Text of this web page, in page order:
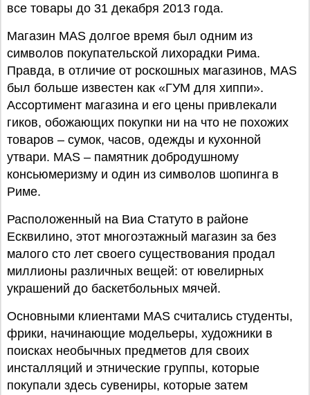
все товары до 31 декабря 2013 года.
Магазин MAS долгое время был одним из
символов покупательской лихорадки Рима.
Правда, в отличие от роскошных магазинов, MAS
был больше известен как «ГУМ для хиппи».
Ассортимент магазина и его цены привлекали
гиков, обожающих покупки ни на что не похожих
товаров – сумок, часов, одежды и кухонной
утвари. MAS – памятник добродушному
консьюмеризму и один из символов шопинга в
Риме.
Расположенный на Виа Статуто в районе
Есквилино, этот многоэтажный магазин за без
малого сто лет своего существования продал
миллионы различных вещей: от ювелирных
украшений до баскетбольных мячей.
Основными клиентами MAS считались студенты,
фрики, начинающие модельеры, художники в
поисках необычных предметов для своих
инсталляций и этнические группы, которые
покупали здесь сувениры, которые затем